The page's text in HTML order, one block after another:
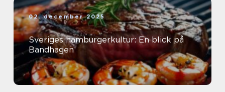
02. december 2025
Sveriges hamburgerkultur: En blick på
Bandhagen